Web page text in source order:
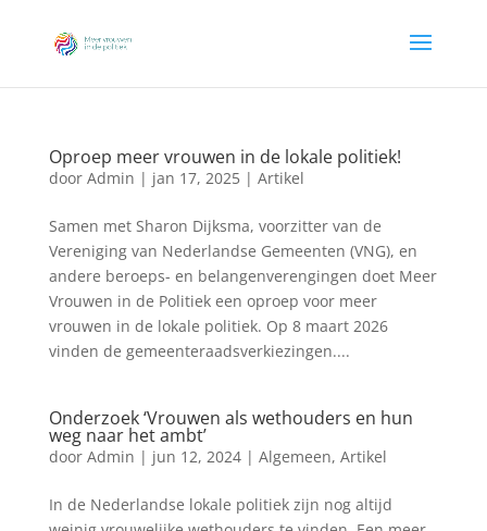
Oproep meer vrouwen in de lokale politiek!
door Admin | jan 17, 2025| Artikel
Samen met Sharon Dijksma, voorzitter van de
Vereniging van Nederlandse Gemeenten (VNG), en
andere beroeps- en belangenverengingen doet Meer
Vrouwen in de Politiek een oproep voor meer
vrouwen in de lokale politiek. Op 8 maart 2026
vinden de gemeenteraadsverkiezingen....
Onderzoek ‘Vrouwen als wethouders en hun
weg naar het ambt’
door Admin | jun 12, 2024| Algemeen, Artikel
In de Nederlandse lokale politiek zijn nog altijd